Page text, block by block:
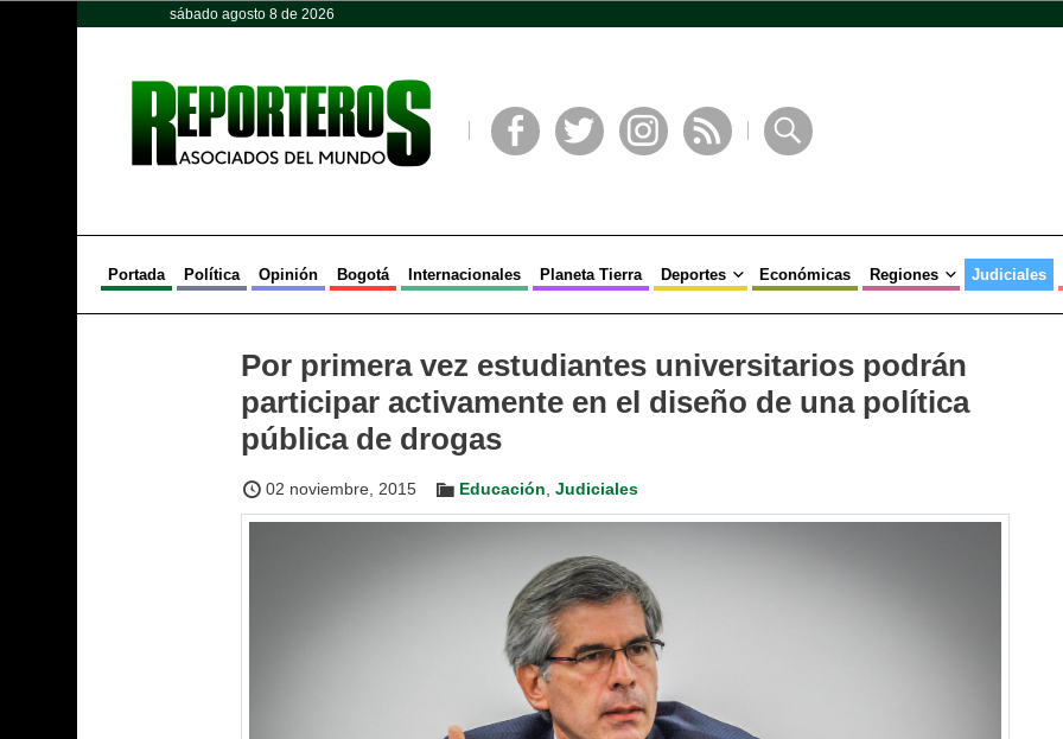
sábado agosto 8 de 2026
Portada Política Opinión Bogotá Internacionales Planeta Tierra Deportes Económicas Regiones Judiciales
Por primera vez estudiantes universitarios podrán
participar activamente en el diseño de una política
pública de drogas
02 noviembre, 2015 Educación Judiciales
Opinión Política